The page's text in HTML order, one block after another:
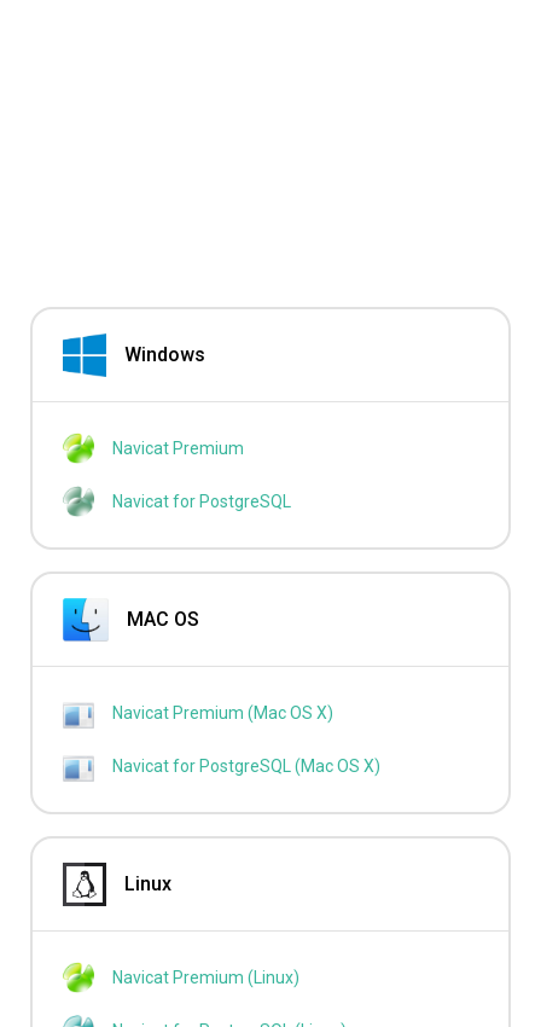
Windows
Navicat Premium
Navicat for PostgreSQL
MAC OS
Navicat Premium (Mac OS X)
Navicat for PostgreSQL (Mac OS X)
Linux
Navicat Premium (Linux)